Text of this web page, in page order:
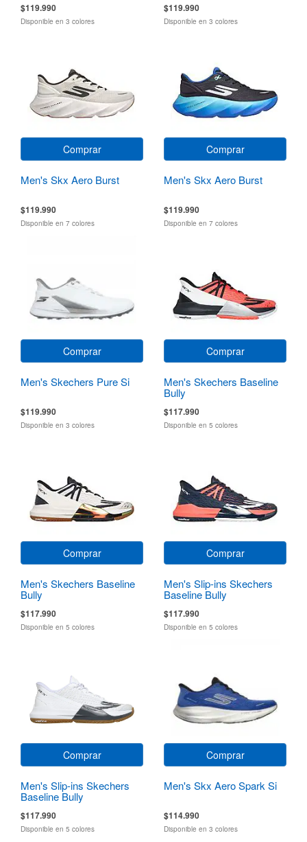
$119.990
Disponible en 3 colores
$119.990
Disponible en 3 colores
Comprar
Men's Skx Aero Burst
$119.990
Disponible en 7 colores
Comprar
Men's Skx Aero Burst
$119.990
Disponible en 7 colores
Comprar
Men's Skechers Pure Si
$119.990
Disponible en 3 colores
Comprar
Men's Skechers Baseline
Bully
$117.990
Disponible en 5 colores
Comprar
Men's Skechers Baseline
Bully
$117.990
Disponible en 5 colores
Comprar
Men's Slip-ins Skechers
Baseline Bully
$117.990
Disponible en 5 colores
Comprar
Men's Slip-ins Skechers
Baseline Bully
$117.990
Disponible en 5 colores
Comprar
Men's Skx Aero Spark Si
$114.990
Disponible en 3 colores